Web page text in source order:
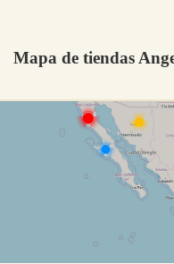
Mapa de tiendas